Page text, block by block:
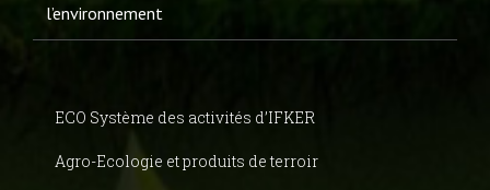
l’environnement
ECO Système des activités d’IFKER
Agro-Ecologie et produits de terroir